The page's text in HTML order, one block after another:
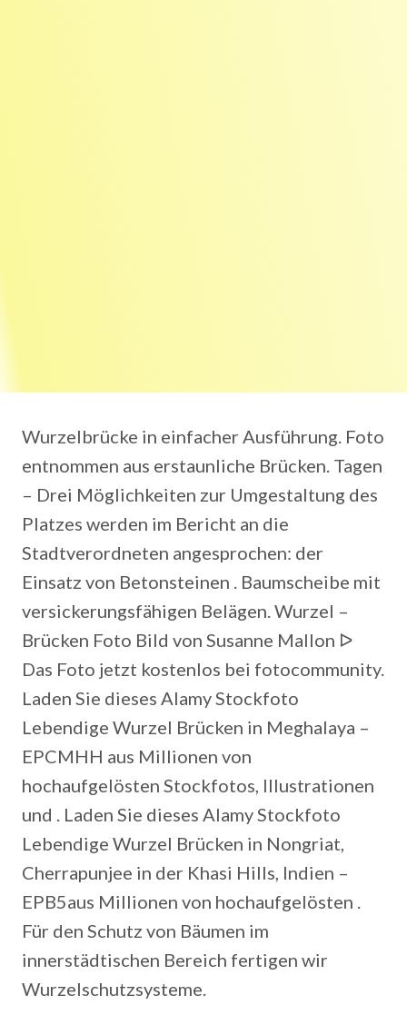
Wurzelbrücke in einfacher Ausführung. Foto
entnommen aus erstaunliche Brücken. Tagen
– Drei Möglichkeiten zur Umgestaltung des
Platzes werden im Bericht an die
Stadtverordneten angesprochen: der
Einsatz von Betonsteinen . Baumscheibe mit
versickerungsfähigen Belägen. Wurzel –
Brücken Foto Bild von Susanne Mallon ᐅ
Das Foto jetzt kostenlos bei fotocommunity.
Laden Sie dieses Alamy Stockfoto
Lebendige Wurzel Brücken in Meghalaya –
EPCMHH aus Millionen von
hochaufgelösten Stockfotos, Illustrationen
und . Laden Sie dieses Alamy Stockfoto
Lebendige Wurzel Brücken in Nongriat,
Cherrapunjee in der Khasi Hills, Indien –
EPB5aus Millionen von hochaufgelösten .
Für den Schutz von Bäumen im
innerstädtischen Bereich fertigen wir
Wurzelschutzsysteme.